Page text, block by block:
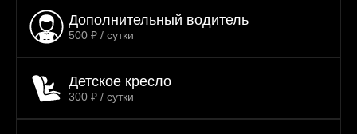
Дополнительный водитель
500 ₽ / сутки
Детское кресло
300 ₽ / сутки